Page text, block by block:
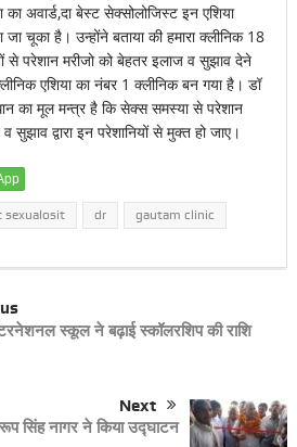
अवार्ड,दा बेस्ट सेक्सोलोजिस्ट इन एशिया
चूका है। उन्होंने बताया की हमारा क्लीनिक 18
से परेशान मरीजो को बेहतर इलाज व सुझाव देने
एशिया का नंबर 1 क्लीनिक बन गया है। डॉ
का मूल मन्त्र है कि सेक्स समस्या से परेशान
द्वारा इन परेशानियों से मुक्त हो जाए।
sexualosit dr gautam clinic
स्कूल ने बढ़ाई स्कॉलरशिप की राशि
Next
सिंह नागर ने किया उद्घाटन